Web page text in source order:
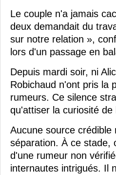
Le couple n'a jamais
deux demandait du
sur notre relation »,
lors d'un passage en
Depuis mardi soir, ni
Robichaud n'ont pris la
rumeurs. Ce silence
qu'attiser la curiosité de
Aucune source crédible
séparation. À ce stade,
d'une rumeur non
internautes intrigués. Il